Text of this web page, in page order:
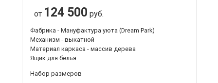
от 124 500 руб.
Фабрика - Мануфактура уюта (Dream Park)
Механизм - выкатной
Материал каркаса - массив дерева
Ящик для белья
Набор размеров